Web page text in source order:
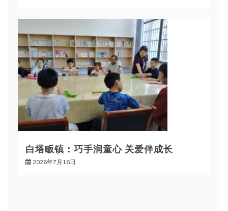
白塔畈镇：巧手润童心 关爱伴成长
2026年7月16日